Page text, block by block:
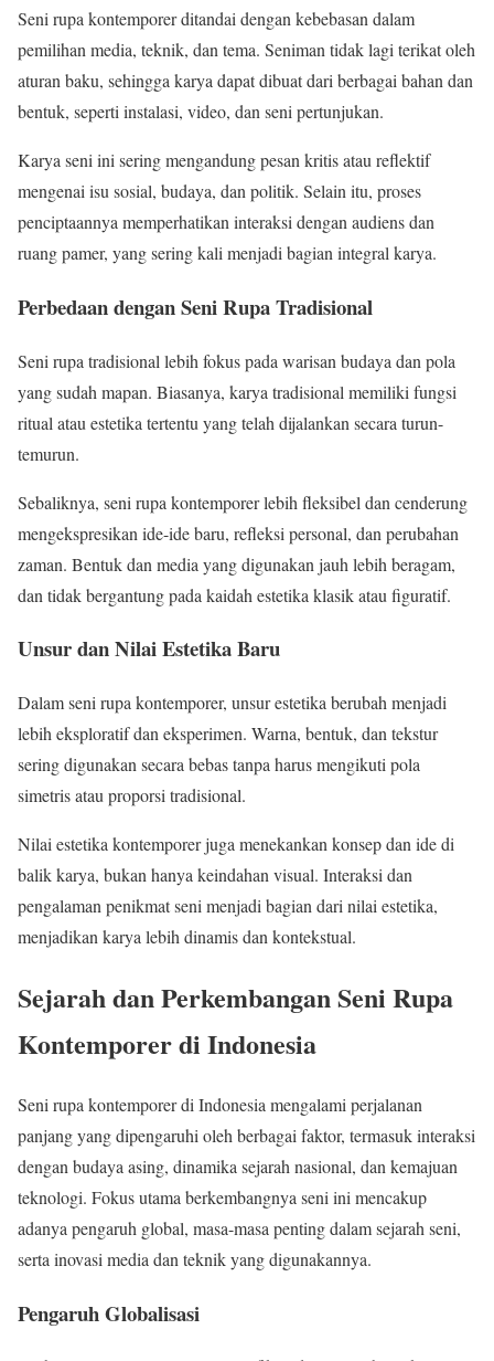
Seni rupa kontemporer ditandai dengan kebebasan dalam
pemilihan media, teknik, dan tema. Seniman tidak lagi terikat oleh
aturan baku, sehingga karya dapat dibuat dari berbagai bahan dan
bentuk, seperti instalasi, video, dan seni pertunjukan.
Karya seni ini sering mengandung pesan kritis atau reflektif
mengenai isu sosial, budaya, dan politik. Selain itu, proses
penciptaannya memperhatikan interaksi dengan audiens dan
ruang pamer, yang sering kali menjadi bagian integral karya.
Perbedaan dengan Seni Rupa Tradisional
Seni rupa tradisional lebih fokus pada warisan budaya dan pola
yang sudah mapan. Biasanya, karya tradisional memiliki fungsi
ritual atau estetika tertentu yang telah dijalankan secara turun-
temurun.
Sebaliknya, seni rupa kontemporer lebih fleksibel dan cenderung
mengekspresikan ide-ide baru, refleksi personal, dan perubahan
zaman. Bentuk dan media yang digunakan jauh lebih beragam,
dan tidak bergantung pada kaidah estetika klasik atau figuratif.
Unsur dan Nilai Estetika Baru
Dalam seni rupa kontemporer, unsur estetika berubah menjadi
lebih eksploratif dan eksperimen. Warna, bentuk, dan tekstur
sering digunakan secara bebas tanpa harus mengikuti pola
simetris atau proporsi tradisional.
Nilai estetika kontemporer juga menekankan konsep dan ide di
balik karya, bukan hanya keindahan visual. Interaksi dan
pengalaman penikmat seni menjadi bagian dari nilai estetika,
menjadikan karya lebih dinamis dan kontekstual.
Sejarah dan Perkembangan Seni Rupa
Kontemporer di Indonesia
Seni rupa kontemporer di Indonesia mengalami perjalanan
panjang yang dipengaruhi oleh berbagai faktor, termasuk interaksi
dengan budaya asing, dinamika sejarah nasional, dan kemajuan
teknologi. Fokus utama berkembangnya seni ini mencakup
adanya pengaruh global, masa-masa penting dalam sejarah seni,
serta inovasi media dan teknik yang digunakannya.
Pengaruh Globalisasi